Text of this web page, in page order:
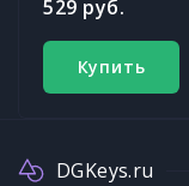
529 руб.
Купить
DGKeys.ru